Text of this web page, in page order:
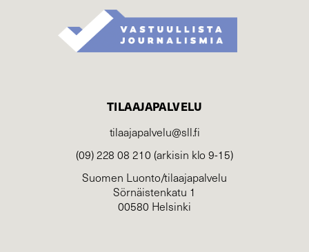
TILAAJAPALVELU
tilaajapalvelu@sll.fi
(09) 228 08 210 (arkisin klo 9-15)
Suomen Luonto/tilaajapalvelu
Sörnäistenkatu 1
00580 Helsinki